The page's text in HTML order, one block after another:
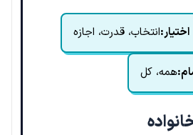
اختیار:انتخاب، قدرت، اجازه
همه، کل